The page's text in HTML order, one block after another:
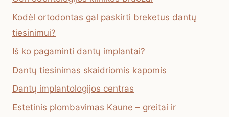
Kodėl ortodontas gal paskirti breketus dantų
tiesinimui?
Iš ko pagaminti dantų implantai?
Dantų tiesinimas skaidriomis kapomis
Dantų implantologijos centras
Estetinis plombavimas Kaune – greitai ir